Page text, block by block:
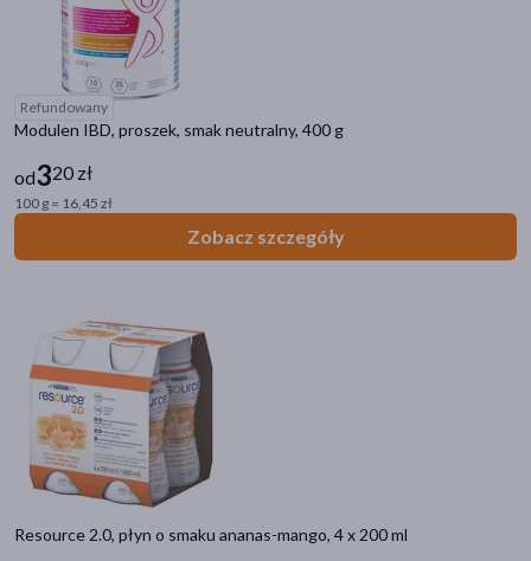
Refundowany
Modulen IBD, proszek, smak neutralny, 400 g
od320 zł
100 g = 16,45 zł
Zobacz szczegóły
Resource 2.0, płyn o smaku ananas-mango, 4 x 200 ml
Fresubin Protein Energy
ActivLab Pharma Recomed
Resource Resource 2.0
Resource Resource Protein
(5)
Fresubin Energy